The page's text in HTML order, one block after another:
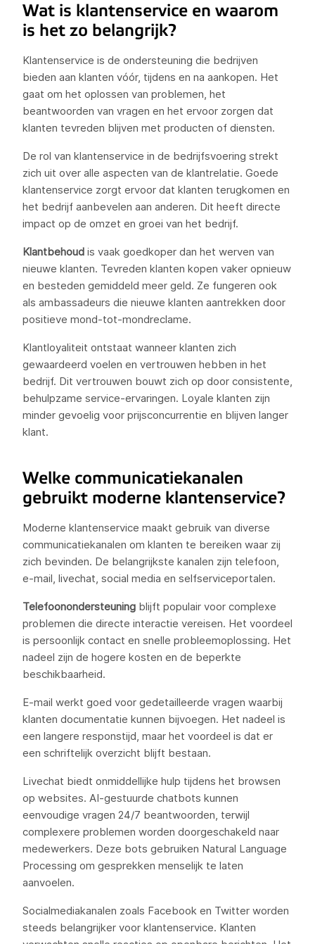
Wat is klantenservice en waarom
is het zo belangrijk?
Klantenservice is de ondersteuning die bedrijven
bieden aan klanten vóór, tijdens en na aankopen. Het
gaat om het oplossen van problemen, het
beantwoorden van vragen en het ervoor zorgen dat
klanten tevreden blijven met producten of diensten.
De rol van klantenservice in de bedrijfsvoering strekt
zich uit over alle aspecten van de klantrelatie. Goede
klantenservice zorgt ervoor dat klanten terugkomen en
het bedrijf aanbevelen aan anderen. Dit heeft directe
impact op de omzet en groei van het bedrijf.
Klantbehoud is vaak goedkoper dan het werven van
nieuwe klanten. Tevreden klanten kopen vaker opnieuw
en besteden gemiddeld meer geld. Ze fungeren ook
als ambassadeurs die nieuwe klanten aantrekken door
positieve mond-tot-mondreclame.
Klantloyaliteit ontstaat wanneer klanten zich
gewaardeerd voelen en vertrouwen hebben in het
bedrijf. Dit vertrouwen bouwt zich op door consistente,
behulpzame service-ervaringen. Loyale klanten zijn
minder gevoelig voor prijsconcurrentie en blijven langer
klant.
Welke communicatiekanalen
gebruikt moderne klantenservice?
Moderne klantenservice maakt gebruik van diverse
communicatiekanalen om klanten te bereiken waar zij
zich bevinden. De belangrijkste kanalen zijn telefoon,
e-mail, livechat, social media en selfserviceportalen.
Telefoonondersteuning blijft populair voor complexe
problemen die directe interactie vereisen. Het voordeel
is persoonlijk contact en snelle probleemoplossing. Het
nadeel zijn de hogere kosten en de beperkte
beschikbaarheid.
E-mail werkt goed voor gedetailleerde vragen waarbij
klanten documentatie kunnen bijvoegen. Het nadeel is
een langere responstijd, maar het voordeel is dat er
een schriftelijk overzicht blijft bestaan.
Livechat biedt onmiddellijke hulp tijdens het browsen
op websites. AI-gestuurde chatbots kunnen
eenvoudige vragen 24/7 beantwoorden, terwijl
complexere problemen worden doorgeschakeld naar
medewerkers. Deze bots gebruiken Natural Language
Processing om gesprekken menselijk te laten
aanvoelen.
Socialmediakanalen zoals Facebook en Twitter worden
steeds belangrijker voor klantenservice. Klanten